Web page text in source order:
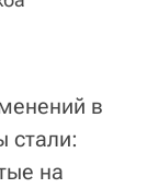
в
стали:
на